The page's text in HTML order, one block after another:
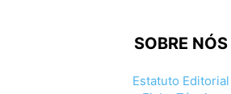
SOBRE NÓS
Estatuto Editorial